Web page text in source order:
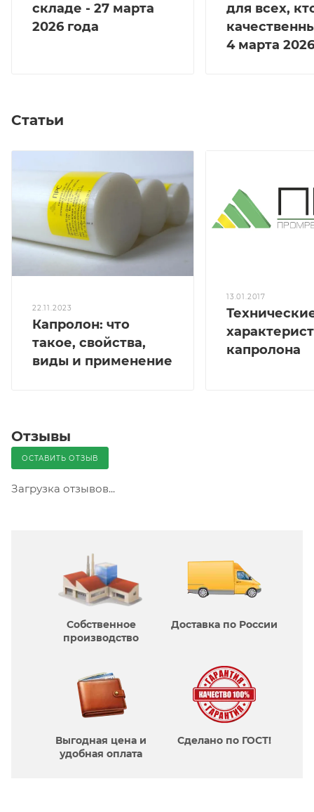
складе - 27 марта
2026 года
для всех,
4 марта
Статьи
22.11.2023
Капролон: что
такое, свойства,
виды и применение
13.01.2017
капролона
Отзывы
ОСТАВИТЬ ОТЗЫВ
Загрузка отзывов...
Собственное
производcтво
Доставка по России
Выгодная цена и
удобная оплата
Сделано по ГОСТ!